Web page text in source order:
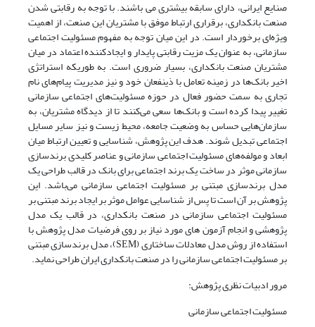
صنایع ایرانی، دارای سابقه بیشتری می باشند. با توجه به رقابتی شدن
صنعت بانکداری، برقراری ارتباط موفق با مشتریان این صنعت، از اهمیت
ویژه‌ای برخوردار است. در این میان توجه به مفهوم مسئولیت اجتماعی
سازمانی، به عنوان یک مزیت رقابتی پایدار و ایجاد‌کننده اعتماد در میان
مشتریان صنعت بانکداری، بسیار ضروری ‌است. به طوریکه استراتژی
اخیر بانک‌ها در زمینه تعامل با ذینفعان خود و نیز مدیریت پیام‌های نام
تجاری به سمت حضور فعال در حوزه مسئولیت‌های اجتماعی سازمانی
تغییر پیدا کرده است و بانک‌ها سعی می‌کنند تا از دیدگاه مشتریان، به
سازمان‌هایی حساس به وضعیت جامعه، محیط زیست و نیز سایر مسایل
اجتماعی تبدیل شوند. هدف این پژوهش، شناسایی و تعیین ارتباط میان
ابعاد و مولفه‌های مسئولیت اجتماعی سازمانی و عناصر کلیدی برندسازی
سازمانی موثر در ساخت یک برند اجتماعی برای بانک در قالب طراحی یک
مدل برندسازی مبتنی بر مسئولیت اجتماعی سازمانی می‌باشد. این
پژوهش بر آن است تا پس از شناسایی عوامل موثر بر ایجاد برند مبتنی بر
مسئولیت اجتماعی سازمانی در صنعت بانکداری، در قالب یک مدل
پژوهشی و انجام آزمون های مورد نیاز بر روی فرضیات مدل پژوهش با
استفاده از روش مدل معادلات ساختاری (SEM)، مدل برندسازی مبتنی
بر مسئولیت اجتماعی سازمانی را در صنعت بانکداری ایران طراحی نماید.
مرور ادبیات نظری پژوهش:
مسئولیت اجتماعی سازمانی